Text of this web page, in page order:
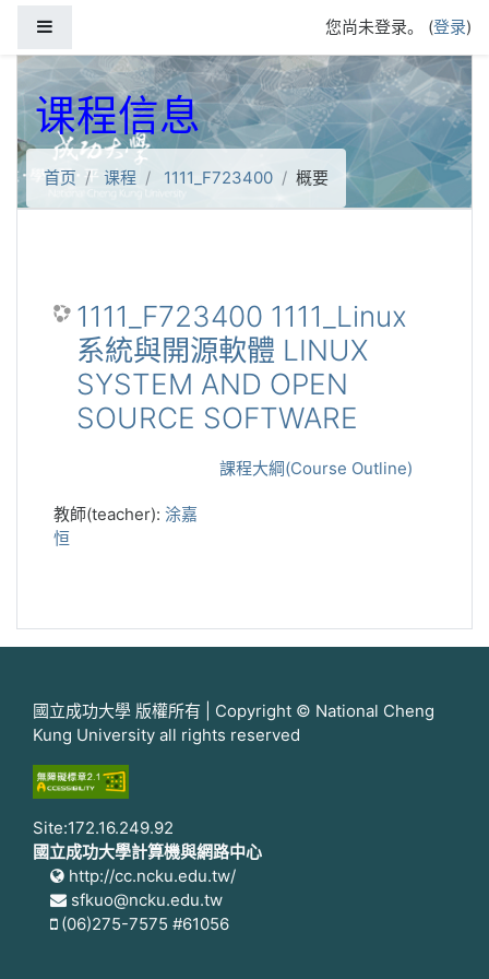
您尚未登录。 (登录)
课程信息
首页 课程 1111_F723400 概要
1111_F723400 1111_Linux
系統與開源軟體 LINUX
SYSTEM AND OPEN
SOURCE SOFTWARE
課程大綱(Course Outline)
教師(teacher): 涂嘉
恒
國立成功大學 版權所有 | Copyright © National Cheng
Kung University all rights reserved
Site:172.16.249.92
國立成功大學計算機與網路中心
http://cc.ncku.edu.tw/
sfkuo@ncku.edu.tw
(06)275-7575 #61056